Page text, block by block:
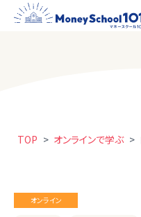
TOP > オンラインで学ぶ >
オンライン